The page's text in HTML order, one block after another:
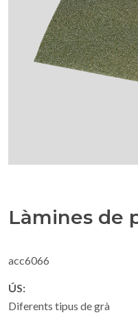
Làmines de
acc6066
ÚS:
Diferents tipus de grà